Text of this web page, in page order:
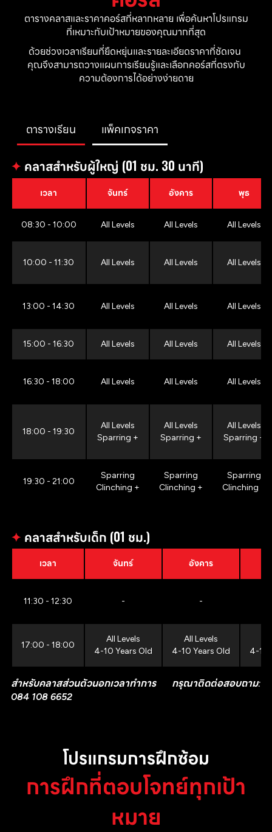
ตารางคลาสและราคาคอร์สที่หลากหลาย เพื่อค้นหาโปรแกรม
ที่เหมาะกับเป้าหมายของคุณมากที่สุด
ด้วยช่วงเวลาเรียนที่ยืดหยุ่นและรายละเอียดราคาที่ชัดเจน
คุณจึงสามารถวางแผนการเรียนรู้และเลือกคอร์สที่ตรงกับ
ความต้องการได้อย่างง่ายดาย
ตารางเรียน แพ็คเกจราคา
✦ คลาสสำหรับผู้ใหญ่ (01 ชม. 30 นาที)
เวลา จันทร์ อังคาร พุธ
08:30 - 10:00 All Levels All Levels All Levels
10:00 - 11:30 All Levels All Levels All Levels
13:00 - 14:30 All Levels All Levels All Levels
15:00 - 16:30 All Levels All Levels All Levels
16:30 - 18:00 All Levels All Levels All Levels
18:00 - 19:30
All Levels
Sparring +
All Levels
Sparring +
All Levels
Sparring +
19:30 - 21:00
Sparring
Clinching +
Sparring
Clinching +
Sparring
Clinching +
✦ คลาสสำหรับเด็ก (01 ชม.)
เวลา จันทร์ อังคาร
11:30 - 12:30 - -
17:00 - 18:00
All Levels
4-10 Years Old
All Levels
4-10 Years Old
4-10
สำหรับคลาสส่วนตัวนอกเวลาทำการ กรุณาติดต่อสอบถาม:
084 108 6652
โปรแกรมการฝึกซ้อม
การฝึกที่ตอบโจทย์ทุกเป้า
หมาย